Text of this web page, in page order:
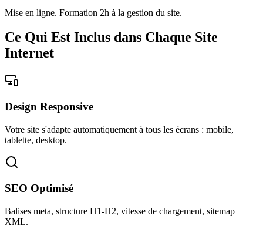
Mise en ligne. Formation 2h à la gestion du site.
Ce Qui Est Inclus dans Chaque Site
Internet
Design Responsive
Votre site s'adapte automatiquement à tous les écrans : mobile,
tablette, desktop.
SEO Optimisé
Balises meta, structure H1-H2, vitesse de chargement, sitemap
XML.